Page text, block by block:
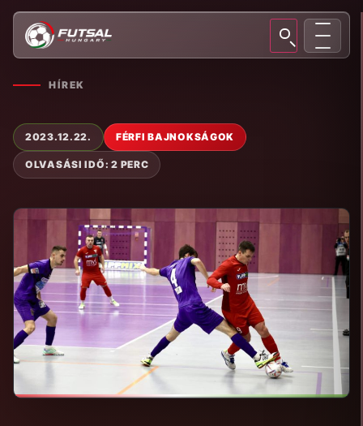
HÍREK
2023.12.22. FÉRFI BAJNOKSÁGOK
OLVASÁSI IDŐ: 2 PERC